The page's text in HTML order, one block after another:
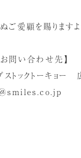
ご愛顧を賜ります
問い合わせ先】
トックトーキョー
smiles.co.jp